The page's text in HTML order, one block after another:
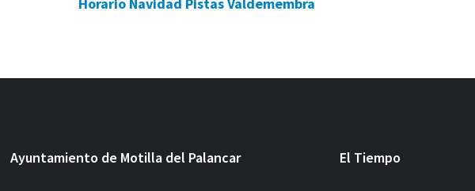
Ayuntamiento de Motilla del Palancar El Tiempo